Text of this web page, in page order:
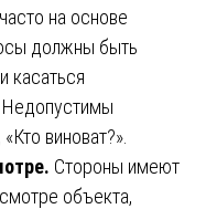
на основе
должны быть
касаться
Недопустимы
виноват?».
Стороны имеют
объекта,